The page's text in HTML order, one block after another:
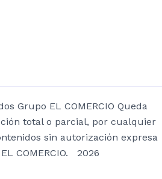
Grupo EL COMERCIO Queda
total o parcial, por cualquier
sin autorización expresa
COMERCIO. 2026